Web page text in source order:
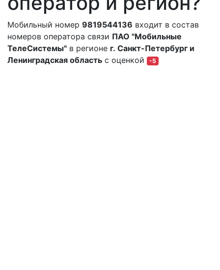
Мобильный номер 9819544136 входит в состав
номеров оператора связи ПАО "Мобильные
ТелеСистемы" в регионе г. Санкт-Петербург и
Ленинградская область с оценкой -5